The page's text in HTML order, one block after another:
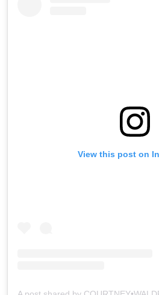
View this post on